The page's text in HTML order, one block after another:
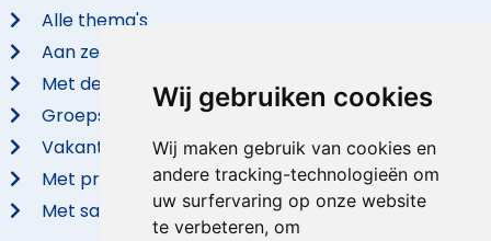
Wij gebruiken cookies
Wij maken gebruik van cookies en
andere tracking-technologieën om
uw surfervaring op onze website
te verbeteren, om
Alle thema's
Aan zee
Met de hond
Groepsaccommodaties
Vakantieparken
Met privé zwembad
Met sauna